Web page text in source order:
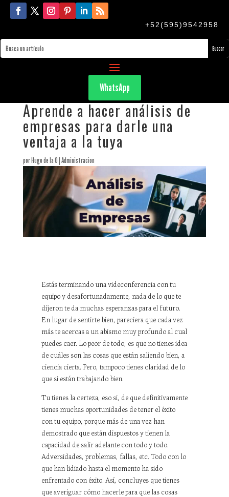
+52(595)9542958
WhatsApp
Aprende a hacer análisis de
empresas para darle una
ventaja a la tuya
porHugo de la O |Administracion
Estás terminando una videconferencia con tu
equipo y desafortunadamente, nada de lo que te
dijeron te da muchas esperanzas para el futuro.
En lugar de sentirte bien, pareciera que cada vez
más te acercas a un abismo muy profundo al cual
puedes caer. Lo peor de todo, es que no tienes idea
de cuáles son las cosas que están saliendo bien, a
ciencia cierta. Pero, tampoco tienes claridad de lo
que si están trabajando bien.
Tu tienes la certeza, eso si, de que definitivamente
tienes muchas oportunidades de tener el éxito
con tu equipo, porque más de una vez han
demostrado que están dispuestos y tienen la
capacidad de salir adelante con todo y todo.
Adversidades, problemas, fallas, etc. Todo con lo
que han lidiado hasta el momento ha sido
enfrentado con éxito. Así, concluyes que tienes
que averiguar cómo hacerle para que las cosas